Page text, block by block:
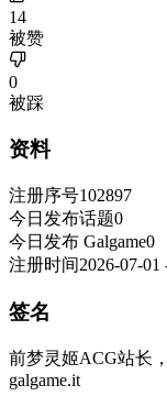
14
被赞
0
被踩
资料
注册序号102897
今日发布话题0
今日发布 Galgame0
注册时间2026-07-01
签名
前梦灵姬ACG站长
galgame.it